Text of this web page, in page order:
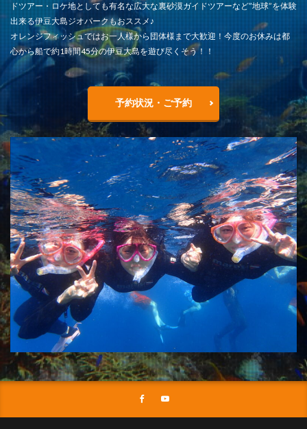
ドツアー・ロケ地としても有名な広大な裏砂漠ガイドツアーなど”地球”を体験
出来る伊豆大島ジオパークもおススメ♪
オレンジフィッシュではお一人様から団体様まで大歓迎！今度のお休みは都
心から船で約1時間45分の伊豆大島を遊び尽くそう！！
予約状況・ご予約